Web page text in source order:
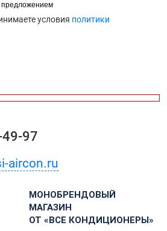
условия политики
97
aircon.ru
МОНОБРЕНДОВЫЙ
МАГАЗИН
ОТ «ВСЕ КОНДИЦИОНЕРЫ»